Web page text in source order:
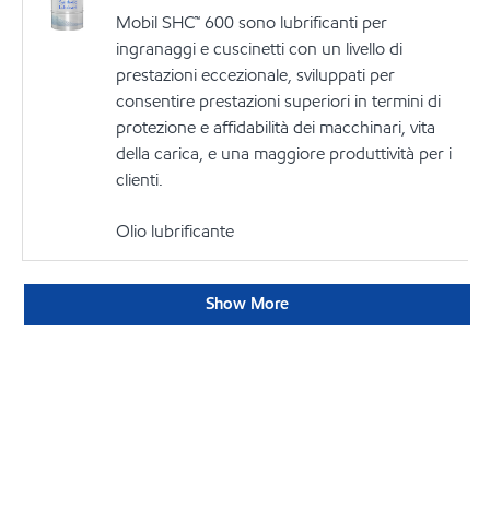
Mobil SHC™ 600 sono lubrificanti per
ingranaggi e cuscinetti con un livello di
prestazioni eccezionale, sviluppati per
consentire prestazioni superiori in termini di
protezione e affidabilità dei macchinari, vita
della carica, e una maggiore produttività per i
clienti.
Olio lubrificante
Show More